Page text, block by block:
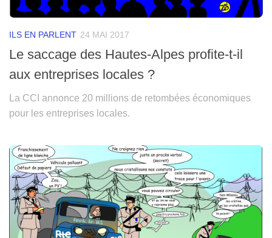
ILS EN PARLENT 24 MAI 2017
Le saccage des Hautes-Alpes profite-t-il
aux entreprises locales ?
La CCI annonce 20 millions de retombées économiques
pour les entreprises locales.